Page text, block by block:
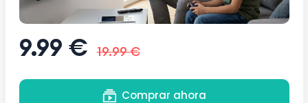
9.99 € 19.99 €
Comprar ahora